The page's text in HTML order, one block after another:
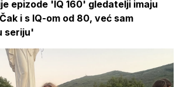
epizode 'IQ 160' gledatelji imaju
i s IQ-om od 80, već sam
seriju'